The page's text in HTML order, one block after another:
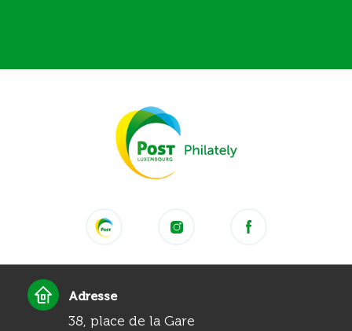
Adresse
38, place de la Gare